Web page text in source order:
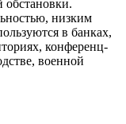
обстановки.
низким
в банках,
конференц-
военной